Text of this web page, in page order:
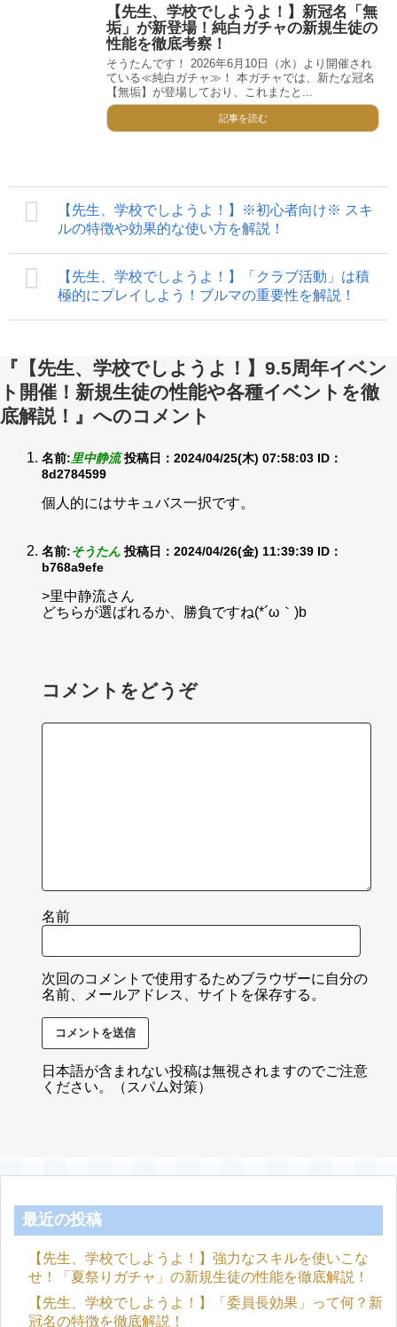
【先生、学校でしようよ！】新冠名「無
垢」が新登場！純白ガチャの新規生徒の
性能を徹底考察！
そうたんです！ 2026年6月10日（水）より開催され
ている≪純白ガチャ≫！ 本ガチャでは、新たな冠名
【無垢】が登場しており、これまたと...
記事を読む
【先生、学校でしようよ！】※初心者向け※ スキ
ルの特徴や効果的な使い方を解説！
【先生、学校でしようよ！】「クラブ活動」は積
極的にプレイしよう！ブルマの重要性を解説！
『【先生、学校でしようよ！】9.5周年イベン
ト開催！新規生徒の性能や各種イベントを徹
底解説！』へのコメント
名前:里中静流 投稿日：2024/04/25(木) 07:58:03 ID：
8d2784599
個人的にはサキュバス一択です。
名前:そうたん 投稿日：2024/04/26(金) 11:39:39 ID：
b768a9efe
>里中静流さん
どちらが選ばれるか、勝負ですね(*´ω｀)b
コメントをどうぞ
名前
次回のコメントで使用するためブラウザーに自分の
名前、メールアドレス、サイトを保存する。
日本語が含まれない投稿は無視されますのでご注意
ください。（スパム対策）
最近の投稿
【先生、学校でしようよ！】強力なスキルを使いこな
せ！「夏祭りガチャ」の新規生徒の性能を徹底解説！
【先生、学校でしようよ！】「委員長効果」って何？新
冠名の特徴を徹底解説！